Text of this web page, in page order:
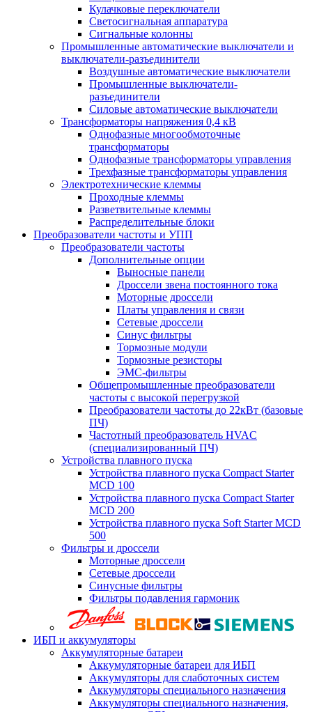
Кулачковые переключатели
Светосигнальная аппаратура
Сигнальные колонны
Промышленные автоматические выключатели и
выключатели-разъединители
Воздушные автоматические выключатели
Промышленные выключатели-
разъединители
Силовые автоматические выключатели
Трансформаторы напряжения 0,4 кВ
Однофазные многообмоточные
трансформаторы
Однофазные трансформаторы управления
Трехфазные трансформаторы управления
Электротехнические клеммы
Проходные клеммы
Разветвительные клеммы
Распределительные блоки
Преобразователи частоты и УПП
Преобразователи частоты
Дополнительные опции
Выносные панели
Дроссели звена постоянного тока
Моторные дроссели
Платы управления и связи
Сетевые дроссели
Синус фильтры
Тормозные модули
Тормозные резисторы
ЭМС-фильтры
Общепромышленные преобразователи
частоты с высокой перегрузкой
Преобразователи частоты до 22кВт (базовые
ПЧ)
Частотный преобразователь HVAC
(специализированный ПЧ)
Устройства плавного пуска
Устройства плавного пуска Compact Starter
MCD 100
Устройства плавного пуска Compact Starter
MCD 200
Устройства плавного пуска Soft Starter MCD
500
Фильтры и дроссели
Моторные дроссели
Сетевые дроссели
Синусные фильтры
Фильтры подавления гармоник
ИБП и аккумуляторы
Аккумуляторные батареи
Аккумуляторные батареи для ИБП
Аккумуляторы для слаботочных систем
Аккумуляторы специального назначения
Аккумуляторы специального назначения,